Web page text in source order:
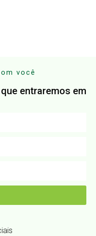
você
entraremos em